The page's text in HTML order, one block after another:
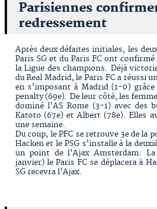
Parisiennes
redressement
Après deux défaites initiales, les
Paris SG et du Paris FC ont
la Ligue des champions. Déjà
du Real Madrid, le Paris FC a réussi
en s'imposant à Madrid (1-0)
penalty (69e). De leur côté, les
dominé l'AS Rome (3-1) avec des
Katoto (67e) et Albert (78e). Elles
une semaine.
Du coup, le PFC se retrouve 3e de la
Hacken et le PSG s'installe à la
un point de l'Ajax Amsterdam. La
janvier) le Paris FC se déplacera à
SG recevra l'Ajax.